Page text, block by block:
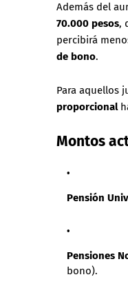
Además del
70.000 pesos,
percibirá
de bono.
Para aquellos
proporcional
Montos
Pensión
Pensiones
bono).